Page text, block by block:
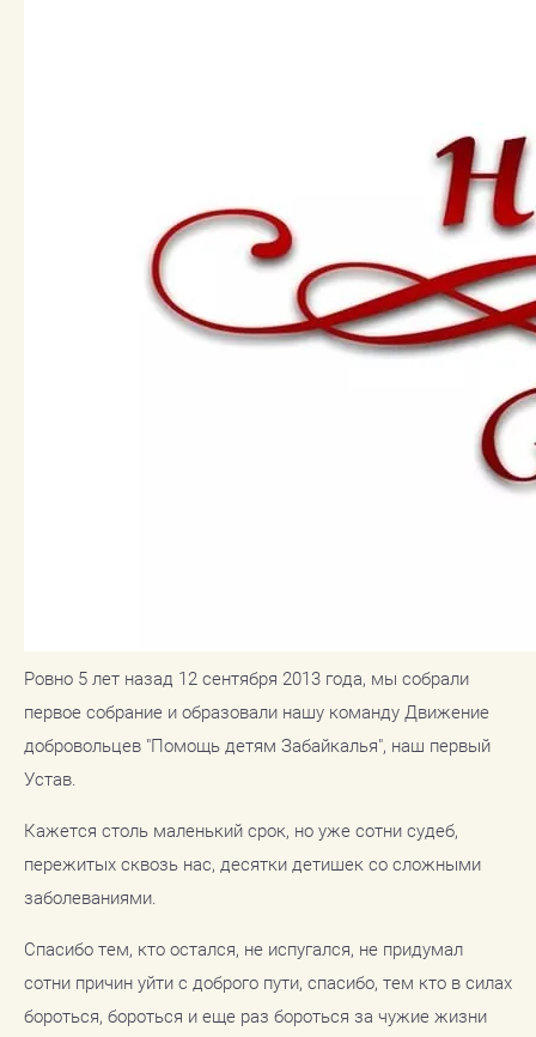
Ровно 5 лет назад 12 сентября 2013 года, мы собрали
первое собрание и образовали нашу команду Движение
добровольцев "Помощь детям Забайкалья", наш первый
Устав.
Кажется столь маленький срок, но уже сотни судеб,
пережитых сквозь нас, десятки детишек со сложными
заболеваниями.
Спасибо тем, кто остался, не испугался, не придумал
сотни причин уйти с доброго пути, спасибо, тем кто в силах
бороться, бороться и еще раз бороться за чужие жизни